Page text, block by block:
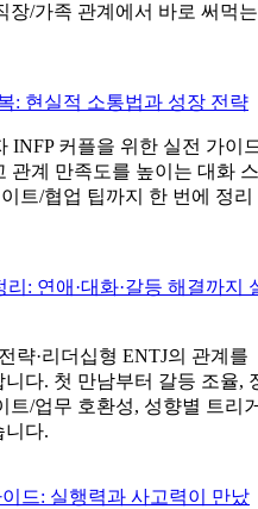
장/가족 관계에서 바로 써먹는
: 현실적 소통법과 성장 전략
INFP 커플을 위한 실전 가이
관계 만족도를 높이는 대화 스
트/협업 팁까지 한 번에 정리
: 연애·대화·갈등 해결까지
략·리더십형 ENTJ의 관계를
다. 첫 만남부터 갈등 조율,
트/업무 호환성, 성향별 트리
니다.
드: 실행력과 사고력이 만났